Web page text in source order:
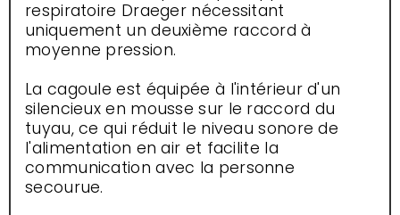
respiratoire Draeger nécessitant
uniquement un deuxième raccord à
moyenne pression.
La cagoule est équipée à l'intérieur d'un
silencieux en mousse sur le raccord du
tuyau, ce qui réduit le niveau sonore de
l'alimentation en air et facilite la
communication avec la personne
secourue.